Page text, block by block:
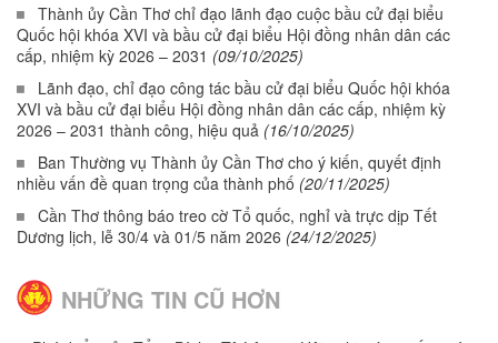
Thành ủy Cần Thơ chỉ đạo lãnh đạo cuộc bầu cử đại biểu
Quốc hội khóa XVI và bầu cử đại biểu Hội đồng nhân dân các
cấp, nhiệm kỳ 2026 – 2031 (09/10/2025)
Lãnh đạo, chỉ đạo công tác bầu cử đại biểu Quốc hội khóa
XVI và bầu cử đại biểu Hội đồng nhân dân các cấp, nhiệm kỳ
2026 – 2031 thành công, hiệu quả (16/10/2025)
Ban Thường vụ Thành ủy Cần Thơ cho ý kiến, quyết định
nhiều vấn đề quan trọng của thành phố (20/11/2025)
Cần Thơ thông báo treo cờ Tổ quốc, nghỉ và trực dịp Tết
Dương lịch, lễ 30/4 và 01/5 năm 2026 (24/12/2025)
NHỮNG TIN CŨ HƠN